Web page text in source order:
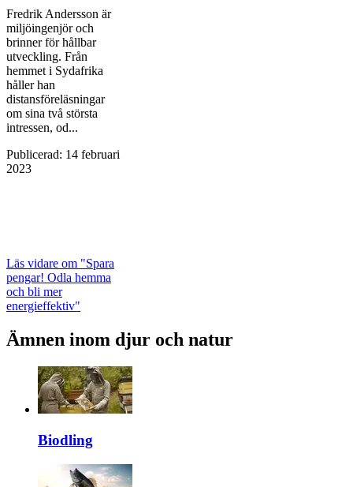
Fredrik Andersson är
miljöingenjör och
brinner för hållbar
utveckling. Från
hemmet i Sydafrika
håller han
distansföreläsningar
om sina två största
intressen, od...
Publicerad: 14 februari
2023
Läs vidare om "Spara
pengar! Odla hemma
och bli mer
energieffektiv"
Ämnen inom djur och natur
Biodling